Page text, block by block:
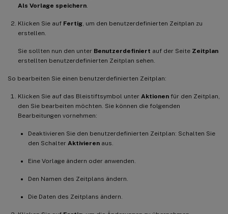
Als Vorlage speichern
Klicken Sie auf Fertig , um den benutzerdefinierten Zeitplan zu
erstellen.
Sie sollten nun den unter Benutzerdefiniert auf der Seite Zeitplan
erstellten benutzerdefinierten Zeitplan sehen.
So bearbeiten Sie einen benutzerdefinierten Zeitplan:
Klicken Sie auf das Bleistiftsymbol unter Aktionen für den Zeitplan,
den Sie bearbeiten möchten. Sie können die folgenden
Bearbeitungen vornehmen:
Deaktivieren Sie den benutzerdefinierten Zeitplan: Schalten Sie
den Schalter Aktivieren aus.
Eine Vorlage ändern oder anwenden.
Den Namen des Zeitplans ändern.
Die Daten des Zeitplans ändern.